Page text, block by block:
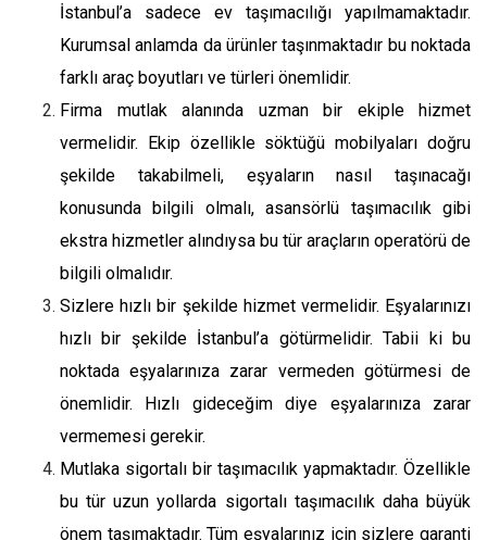
İstanbul’a sadece ev taşımacılığı yapılmamaktadır.
Kurumsal anlamda da ürünler taşınmaktadır bu noktada
farklı araç boyutları ve türleri önemlidir.
Firma mutlak alanında uzman bir ekiple hizmet
vermelidir. Ekip özellikle söktüğü mobilyaları doğru
şekilde takabilmeli, eşyaların nasıl taşınacağı
konusunda bilgili olmalı, asansörlü taşımacılık gibi
ekstra hizmetler alındıysa bu tür araçların operatörü de
bilgili olmalıdır.
Sizlere hızlı bir şekilde hizmet vermelidir. Eşyalarınızı
hızlı bir şekilde İstanbul’a götürmelidir. Tabii ki bu
noktada eşyalarınıza zarar vermeden götürmesi de
önemlidir. Hızlı gideceğim diye eşyalarınıza zarar
vermemesi gerekir.
Mutlaka sigortalı bir taşımacılık yapmaktadır. Özellikle
bu tür uzun yollarda sigortalı taşımacılık daha büyük
önem taşımaktadır. Tüm eşyalarınız için sizlere garanti